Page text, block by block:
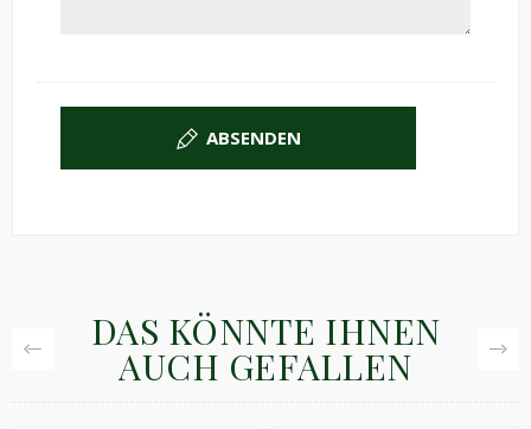
ABSENDEN
DAS KÖNNTE IHNEN
AUCH GEFALLEN